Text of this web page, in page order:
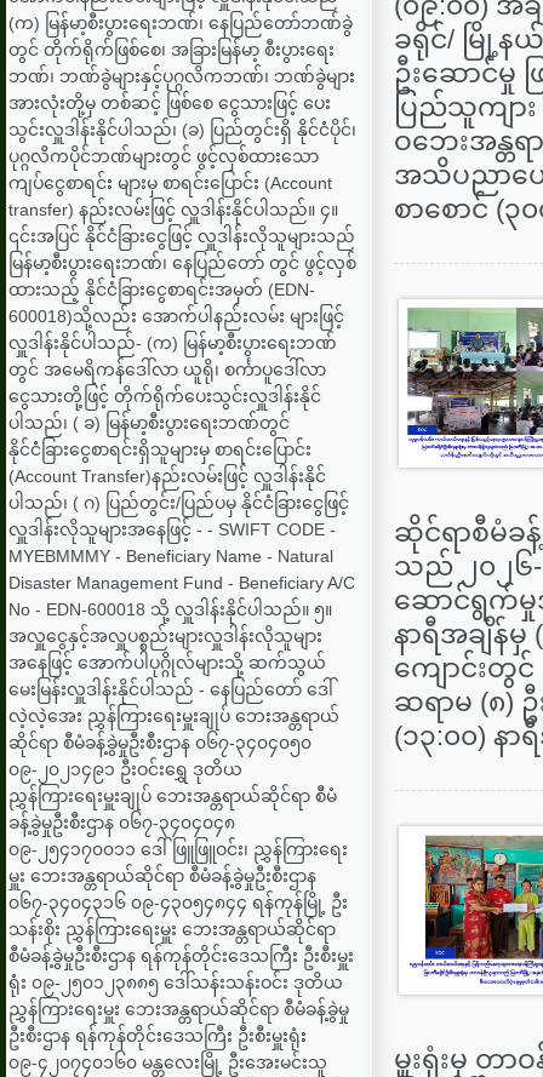
(က) မြန်မာ့စီးပွားရေးဘဏ်၊ နေပြည်တော်ဘဏ်ခွဲ
တွင် တိုက်ရိုက်ဖြစ်စေ၊ အခြားမြန်မာ့ စီးပွားရေး
ဘဏ်၊ ဘဏ်ခွဲများနှင့်ပုဂ္ဂလိကဘဏ်၊ ဘဏ်ခွဲများ
အားလုံးတို့မှ တစ်ဆင့် ဖြစ်စေ ငွေသားဖြင့် ပေး
သွင်းလှူဒါန်းနိုင်ပါသည်၊ (ခ) ပြည်တွင်းရှိ နိုင်ငံပိုင်၊
ပုဂ္ဂလိကပိုင်ဘဏ်များတွင် ဖွင့်လှစ်ထားသော
ကျပ်ငွေစာရင်း များမှ စာရင်းပြောင်း (Account
transfer) နည်းလမ်းဖြင့် လှူဒါန်းနိုင်ပါသည်။ ၄။
၎င်းအပြင် နိုင်ငံခြားငွေဖြင့် လှူဒါန်းလိုသူများသည်
မြန်မာ့စီးပွားရေးဘဏ်၊ နေပြည်တော် တွင် ဖွင့်လှစ်
ထားသည့် နိုင်ငံခြားငွေစာရင်းအမှတ် (EDN-
600018)သို့လည်း အောက်ပါနည်းလမ်း များဖြင့်
လှူဒါန်းနိုင်ပါသည်- (က) မြန်မာ့စီးပွားရေးဘဏ်
တွင် အမေရိကန်ဒေါ်လာ ယူရို၊ စင်္ကာပူဒေါ်လာ
ငွေသားတို့ဖြင့် တိုက်ရိုက်ပေးသွင်းလှူဒါန်းနိုင်
ပါသည်၊ ( ခ) မြန်မာ့စီးပွားရေးဘဏ်တွင်
နိုင်ငံခြားငွေစာရင်းရှိသူများမှ စာရင်းပြောင်း
(Account Transfer)နည်းလမ်းဖြင့် လှူဒါန်းနိုင်
ပါသည်၊ ( ဂ) ပြည်တွင်း/ပြည်ပမှ နိုင်ငံခြားငွေဖြင့်
လှူဒါန်းလိုသူများအနေဖြင့် - - SWIFT CODE -
MYEBMMMY - Beneficiary Name - Natural
Disaster Management Fund - Beneficiary A/C
No - EDN-600018 သို့ လှူဒါန်းနိုင်ပါသည်။ ၅။
အလှူငွေနှင့်အလှူပစ္စည်းများလှူဒါန်းလိုသူများ
အနေဖြင့် အောက်ပါပုဂ္ဂိုလ်များသို့ ဆက်သွယ်
မေးမြန်းလှူဒါန်းနိုင်ပါသည် - နေပြည်တော် ဒေါ်
လဲ့လဲ့အေး ညွှန်ကြားရေးမှူးချုပ် ‌ဘေးအန္တရာယ်
ဆိုင်ရာ စီမံခန့်ခွဲမှုဦးစီးဌာန ၀၆၇-၃၄၀၄၀၅၀
၀၉-၂၀၂၁၄၉၁ ဦးဝင်းရွှေ ဒုတိယ
ညွှန်ကြားရေးမှူးချုပ် ‌ဘေးအန္တရာယ်ဆိုင်ရာ စီမံ
ခန့်ခွဲမှုဦးစီးဌာန ၀၆၇-၃၄၀၄၀၄၈
၀၉-၂၅၄၁၇၀၀၁၁ ဒေါ်ဖြူဖြူဝင်း၊ ညွှန်ကြားရေး
မှူး ‌ဘေးအန္တရာယ်ဆိုင်ရာ စီမံခန့်ခွဲမှုဦးစီးဌာန
၀၆၇-၃၄၀၄၃၁၆ ၀၉-၄၃၀၅၄၈၄၄ ရန်ကုန်မြို့ ဦး
သန်းစိုး ညွှန်ကြားရေးမှူး ‌ဘေးအန္တရာယ်ဆိုင်ရာ
စီမံခန့်ခွဲမှုဦးစီးဌာန ရန်ကုန်တိုင်းဒေသကြီး ဦးစီးမှူး
ရုံး ၀၉-၂၅၀၁၂၃၈၈၅ ဒေါ်သန်းသန်းဝင်း ဒုတိယ
ညွှန်ကြားရေးမှူး ‌ဘေးအန္တရာယ်ဆိုင်ရာ စီမံခန့်ခွဲမှု
ဦးစီးဌာန ရန်ကုန်တိုင်းဒေသကြီး ဦးစီးမှူးရုံး
၀၉-၄၂၀၇၄၀၁၆၀ မန္တလေးမြို့ ဦးအေးမင်းသူ
ခရိုင်/ မြို့န
ဦးဆောင်မှု ဖ
ပြည်သူကျာ
ဝဘေးအန္တရ
အသိပညာပေ
စာစောင် (၃
ဆိုင်ရာစီမံခန့်
သည် ၂၀၂၆-
ဆောင်ရွက်မှု
နာရီအချိန်မှ
ကျောင်းတွင်
ဆရာမ (၈)
(၁၃:၀၀) န
မှူးရုံးမှ တာ